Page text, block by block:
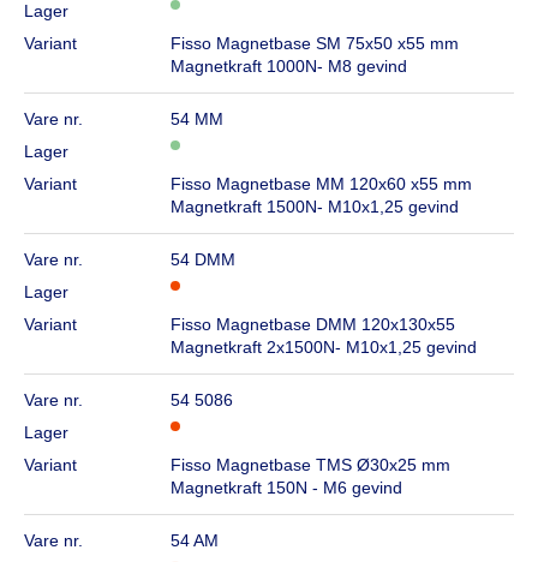
Lager
Variant
Fisso Magnetbase SM 75x50 x55 mm
Magnetkraft 1000N- M8 gevind
Vare nr.
54 MM
Lager
Variant
Fisso Magnetbase MM 120x60 x55 mm
Magnetkraft 1500N- M10x1,25 gevind
Vare nr.
54 DMM
Lager
Variant
Fisso Magnetbase DMM 120x130x55
Magnetkraft 2x1500N- M10x1,25 gevind
Vare nr.
54 5086
Lager
Variant
Fisso Magnetbase TMS Ø30x25 mm
Magnetkraft 150N - M6 gevind
Vare nr.
54 AM